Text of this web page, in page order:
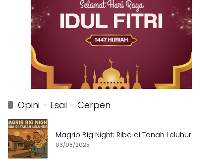
Opini – Esai – Cerpen
Magrib Big Night: Riba di Tanah Leluhur
03/08/2025